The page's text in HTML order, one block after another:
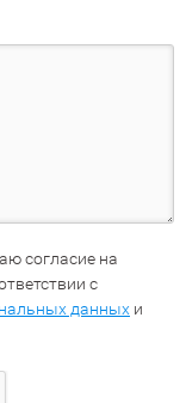
согласие на
с
данных и